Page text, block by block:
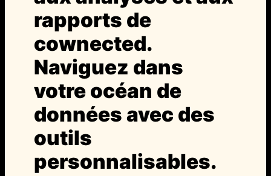
rapports de
cownected.
Naviguez dans
votre océan de
données avec des
outils
personnalisables.